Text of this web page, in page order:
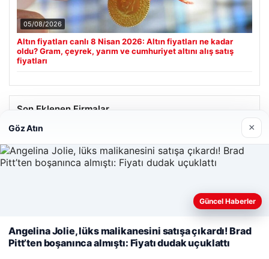
05/08/2026
Altın fiyatları canlı 8 Nisan 2026: Altın fiyatları ne kadar
oldu? Gram, çeyrek, yarım ve cumhuriyet altını alış satış
fiyatları
Son Eklenen Firmalar
Web sitemizi nasıl kullandığınızı daha iyi anlayabilmek,
kullanıyoruz. Çerez Politikamız
Reddet Kabul Et
Göz Atın ×
Güncel Haberler
Angelina Jolie, lüks malikanesini satışa çıkardı! Brad
Pitt’ten boşanınca almıştı: Fiyatı dudak uçuklattı